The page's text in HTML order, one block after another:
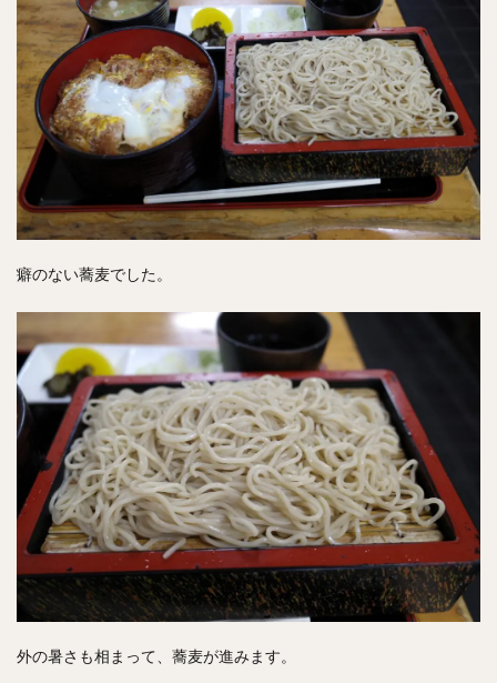
癖のない蕎麦でした。
外の暑さも相まって、蕎麦が進みます。